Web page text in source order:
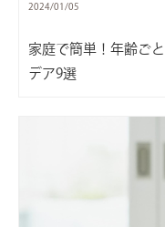
2024/01/05
家庭で簡単！年齢ご
デア9選